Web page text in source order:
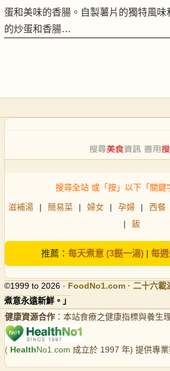
蛋和美味的香腸。自製薯片的獨特風
的炒蛋和香腸…
搜尋全站 或「按」以下「關鍵
滋補湯 | 簡易菜 | 婦女 | 孕婦 | 西餐
|
飯
推薦： 每天煮意 (3餸一湯)| 每
©1999 to 2026 · FoodNo1.com · 二十六載
煮意永遠新鮮。」
健康資源合作 ：本站食療之健康指標與養生
( HealthNo1.com 成立於 1997 年) 提供專業